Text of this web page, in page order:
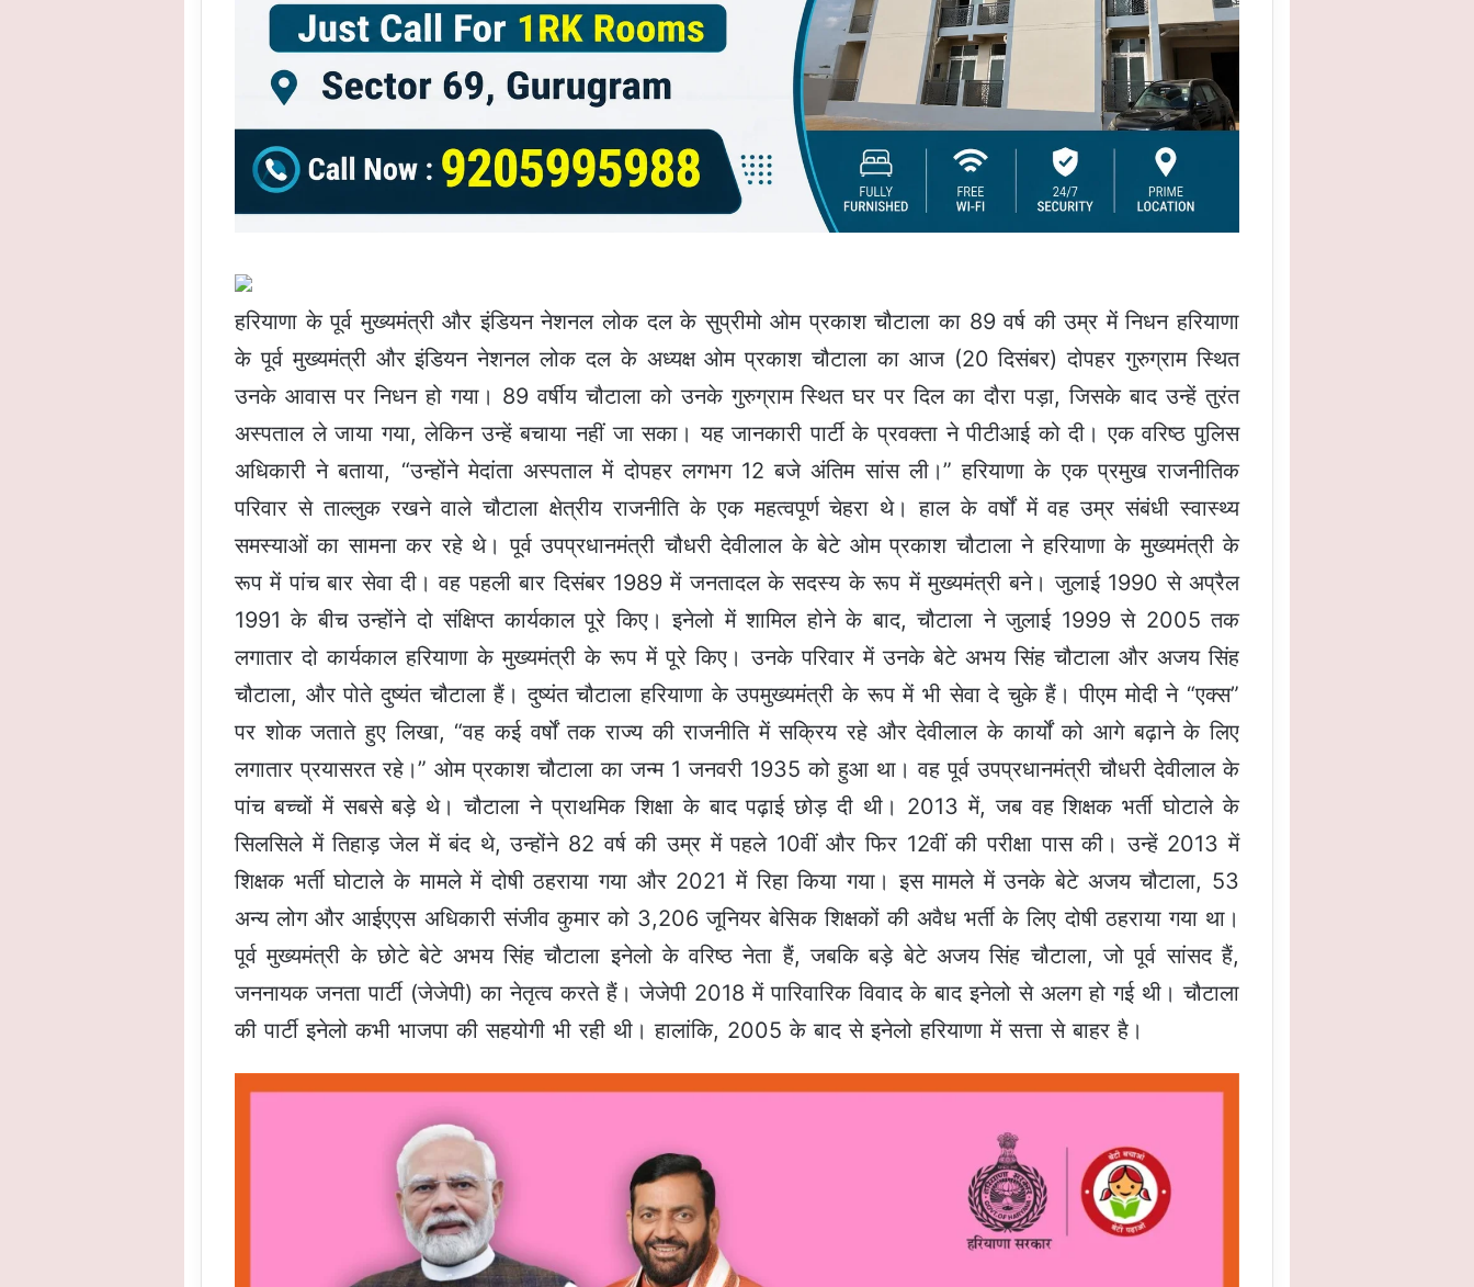
हरियाणा के पूर्व मुख्यमंत्री और इंडियन नेशनल लोक दल के सुप्रीमो ओम प्रकाश चौटाला का 89 वर्ष की उम्र में निधन हरियाणा
के पूर्व मुख्यमंत्री और इंडियन नेशनल लोक दल के अध्यक्ष ओम प्रकाश चौटाला का आज (20 दिसंबर) दोपहर गुरुग्राम स्थित
उनके आवास पर निधन हो गया। 89 वर्षीय चौटाला को उनके गुरुग्राम स्थित घर पर दिल का दौरा पड़ा, जिसके बाद उन्हें तुरंत
अस्पताल ले जाया गया, लेकिन उन्हें बचाया नहीं जा सका। यह जानकारी पार्टी के प्रवक्ता ने पीटीआई को दी। एक वरिष्ठ पुलिस
अधिकारी ने बताया, “उन्होंने मेदांता अस्पताल में दोपहर लगभग 12 बजे अंतिम सांस ली।” हरियाणा के एक प्रमुख राजनीतिक
परिवार से ताल्लुक रखने वाले चौटाला क्षेत्रीय राजनीति के एक महत्वपूर्ण चेहरा थे। हाल के वर्षों में वह उम्र संबंधी स्वास्थ्य
समस्याओं का सामना कर रहे थे। पूर्व उपप्रधानमंत्री चौधरी देवीलाल के बेटे ओम प्रकाश चौटाला ने हरियाणा के मुख्यमंत्री के
रूप में पांच बार सेवा दी। वह पहली बार दिसंबर 1989 में जनतादल के सदस्य के रूप में मुख्यमंत्री बने। जुलाई 1990 से अप्रैल
1991 के बीच उन्होंने दो संक्षिप्त कार्यकाल पूरे किए। इनेलो में शामिल होने के बाद, चौटाला ने जुलाई 1999 से 2005 तक
लगातार दो कार्यकाल हरियाणा के मुख्यमंत्री के रूप में पूरे किए। उनके परिवार में उनके बेटे अभय सिंह चौटाला और अजय सिंह
चौटाला, और पोते दुष्यंत चौटाला हैं। दुष्यंत चौटाला हरियाणा के उपमुख्यमंत्री के रूप में भी सेवा दे चुके हैं। पीएम मोदी ने “एक्स”
पर शोक जताते हुए लिखा, “वह कई वर्षों तक राज्य की राजनीति में सक्रिय रहे और देवीलाल के कार्यों को आगे बढ़ाने के लिए
लगातार प्रयासरत रहे।” ओम प्रकाश चौटाला का जन्म 1 जनवरी 1935 को हुआ था। वह पूर्व उपप्रधानमंत्री चौधरी देवीलाल के
पांच बच्चों में सबसे बड़े थे। चौटाला ने प्राथमिक शिक्षा के बाद पढ़ाई छोड़ दी थी। 2013 में, जब वह शिक्षक भर्ती घोटाले के
सिलसिले में तिहाड़ जेल में बंद थे, उन्होंने 82 वर्ष की उम्र में पहले 10वीं और फिर 12वीं की परीक्षा पास की। उन्हें 2013 में
शिक्षक भर्ती घोटाले के मामले में दोषी ठहराया गया और 2021 में रिहा किया गया। इस मामले में उनके बेटे अजय चौटाला, 53
अन्य लोग और आईएएस अधिकारी संजीव कुमार को 3,206 जूनियर बेसिक शिक्षकों की अवैध भर्ती के लिए दोषी ठहराया गया था।
पूर्व मुख्यमंत्री के छोटे बेटे अभय सिंह चौटाला इनेलो के वरिष्ठ नेता हैं, जबकि बड़े बेटे अजय सिंह चौटाला, जो पूर्व सांसद हैं,
जननायक जनता पार्टी (जेजेपी) का नेतृत्व करते हैं। जेजेपी 2018 में पारिवारिक विवाद के बाद इनेलो से अलग हो गई थी। चौटाला
की पार्टी इनेलो कभी भाजपा की सहयोगी भी रही थी। हालांकि, 2005 के बाद से इनेलो हरियाणा में सत्ता से बाहर है।